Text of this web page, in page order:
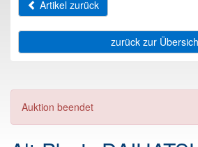
Artikel zurück
zurück zur
Auktion beendet